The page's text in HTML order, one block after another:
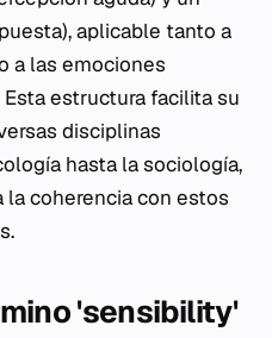
aplicable tanto a
a las emociones
estructura facilita su
disciplinas
hasta la sociología,
coherencia con estos
'sensibility'